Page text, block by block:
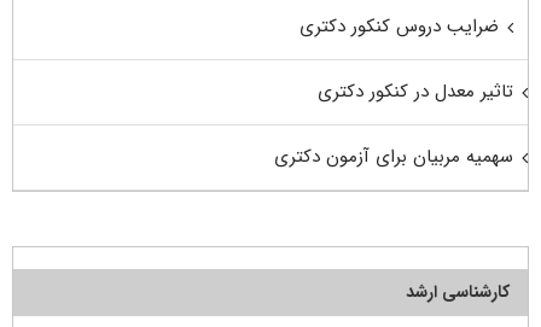
ضرایب دروس کنکور دکتری
تاثیر معدل در کنکور دکتری
سهمیه مربیان برای آزمون دکتری
کارشناسی ارشد